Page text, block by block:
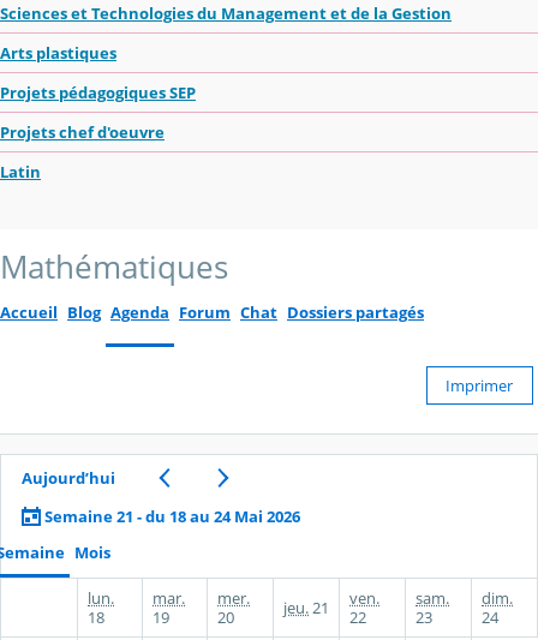
Sciences et Technologies du Management et de la Gestion
Arts plastiques
Projets pédagogiques SEP
Projets chef d'oeuvre
Latin
Mathématiques
Accueil Blog Agenda Forum Chat Dossiers partagés
Imprimer
Aujourd’hui
Semaine 21 - du 18 au 24 Mai 2026
Mois
lun.
18
mar.
19
mer.
20
jeu.21
ven.
22
sam.
23
dim.
24